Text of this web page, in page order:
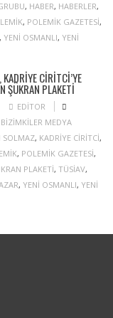
, HABER, HABERLER,
, POLEMIK GAZETESI,
, YENI OSMANLI, YENI
CIRITCI’YE
ŞÜKRAN PLAKETI
EDITOR
BIZIMKILER MEDYA
SOLMAZ, KADRIYE CIRITCI,
, POLEMIK GAZETESI,
PLAKETI, TÜSIAV,
, YENI OSMANLI, YENI